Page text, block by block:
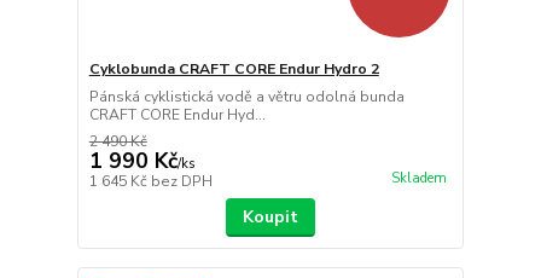
Cyklobunda CRAFT CORE Endur Hydro 2
Pánská cyklistická vodě a větru odolná bunda
CRAFT CORE Endur Hyd...
2 490 Kč
1 990 Kč/ks
1 645 Kč bez DPH Skladem
Koupit